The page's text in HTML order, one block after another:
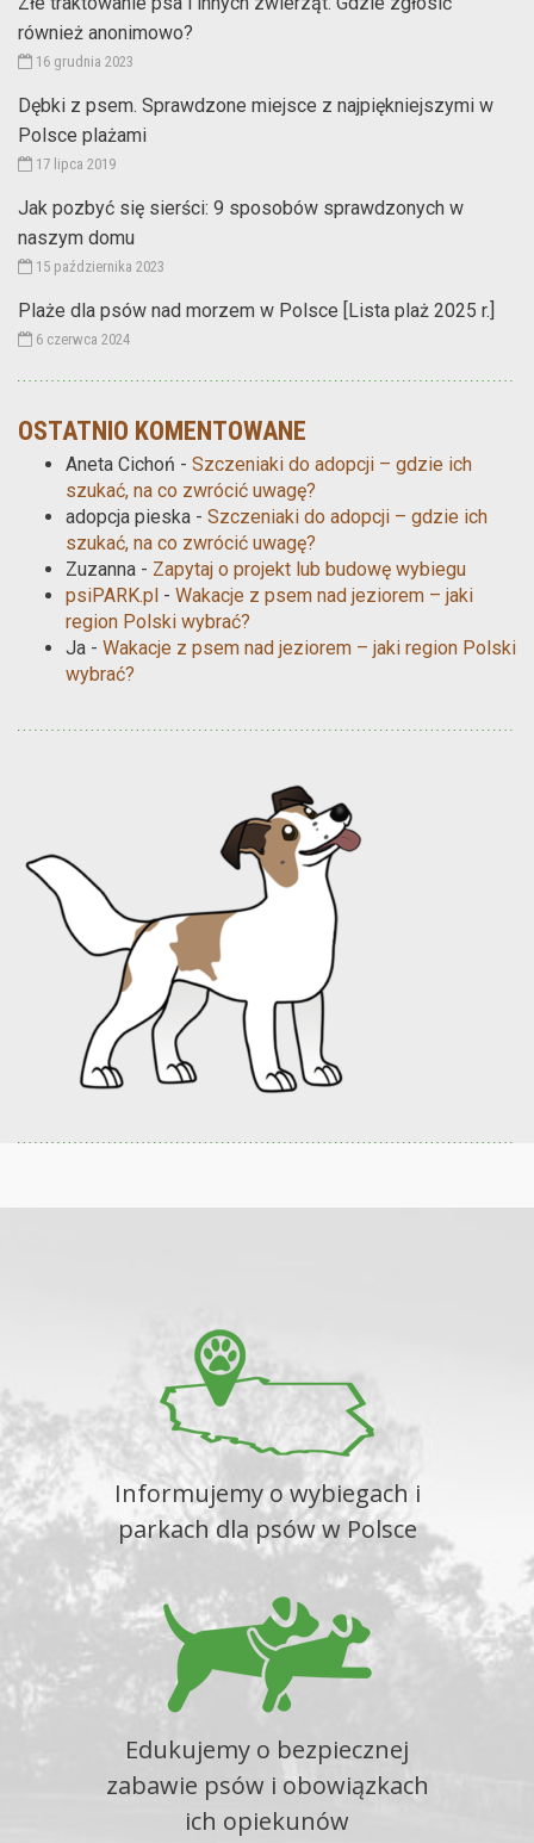
również anonimowo?
16 grudnia 2023
Dębki z psem. Sprawdzone miejsce z najpiękniejszymi w
Polsce plażami
17 lipca 2019
Jak pozbyć się sierści: 9 sposobów sprawdzonych w
naszym domu
15 października 2023
Plaże dla psów nad morzem w Polsce [Lista plaż 2025 r.]
6 czerwca 2024
OSTATNIO KOMENTOWANE
Aneta Cichoń - Szczeniaki do adopcji – gdzie ich
szukać, na co zwrócić uwagę?
adopcja pieska - Szczeniaki do adopcji – gdzie ich
szukać, na co zwrócić uwagę?
Zuzanna - Zapytaj o projekt lub budowę wybiegu
psiPARK.pl - Wakacje z psem nad jeziorem – jaki
region Polski wybrać?
Ja - Wakacje z psem nad jeziorem – jaki region Polski
wybrać?
Informujemy o wybiegach i
parkach dla psów w Polsce
Edukujemy o bezpiecznej
zabawie psów i obowiązkach
ich opiekunów